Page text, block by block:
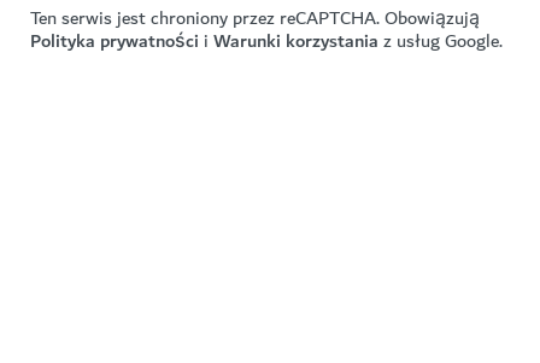
Ten serwis jest chroniony przez reCAPTCHA. Obowiązują
Polityka prywatności iWarunki korzystaniaz usług Google.